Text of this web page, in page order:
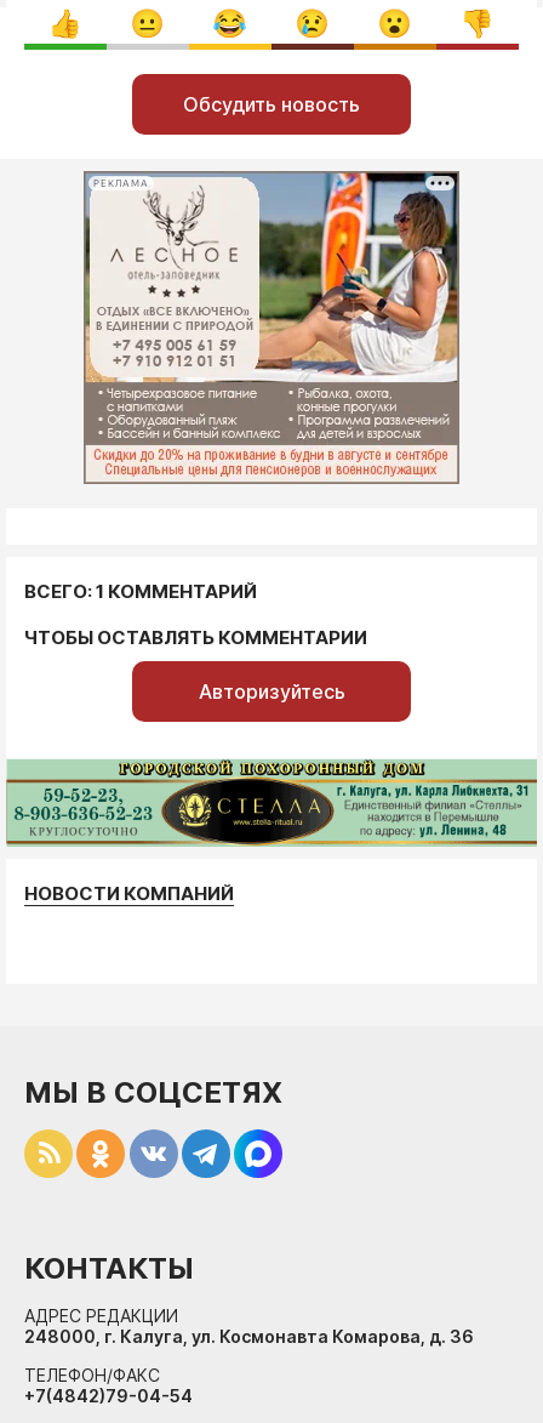
Обсудить новость
РЕКЛАМА
ВСЕГО: 1 КОММЕНТАРИЙ
ЧТОБЫ ОСТАВЛЯТЬ КОММЕНТАРИИ
Авторизуйтесь
НОВОСТИ КОМПАНИЙ
МЫ В СОЦСЕТЯХ
КОНТАКТЫ
АДРЕС РЕДАКЦИИ
248000, г. Калуга, ул. Космонавта Комарова, д. 36
ТЕЛЕФОН/ФАКС
+7(4842)79-04-54